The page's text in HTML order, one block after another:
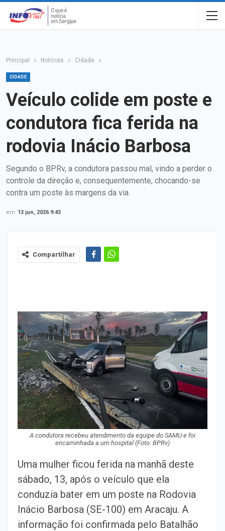
Principal Notícias Cidade
CIDADE
Veículo colide em poste e
condutora fica ferida na
rodovia Inácio Barbosa
Segundo o BPRv, a condutora passou mal, vindo a perder o
controle da direção e, consequentemente, chocando-se
contra um poste às margens da via.
em 13 jun, 2026 9:43
Compartilhar
A condutora recebeu atendimento da equipe do SAMU e foi
encaminhada a um hospital (Foto: BPRv)
Uma mulher ficou ferida na manhã deste
sábado, 13, após o veículo que ela
conduzia bater em um poste na Rodovia
Inácio Barbosa (SE-100) em Aracaju. A
informação foi confirmada pelo Batalhão